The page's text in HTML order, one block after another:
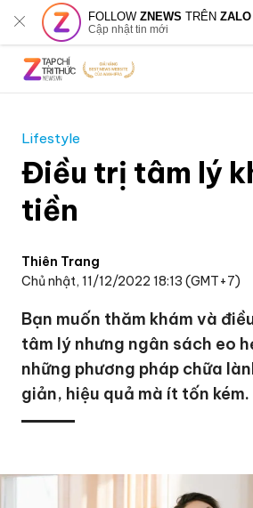
FOLLOWZNEWS TRÊN
Cập nhật tin mới
Lifestyle
Điều trị tâm lý
tiền
Thiên Trang
Chủ nhật, 11/12/2022 18:13 (GMT+7)
Bạn muốn thăm khám và
tâm lý nhưng ngân sách eo
những phương pháp chữa
giản, hiệu quả mà ít tốn kém.